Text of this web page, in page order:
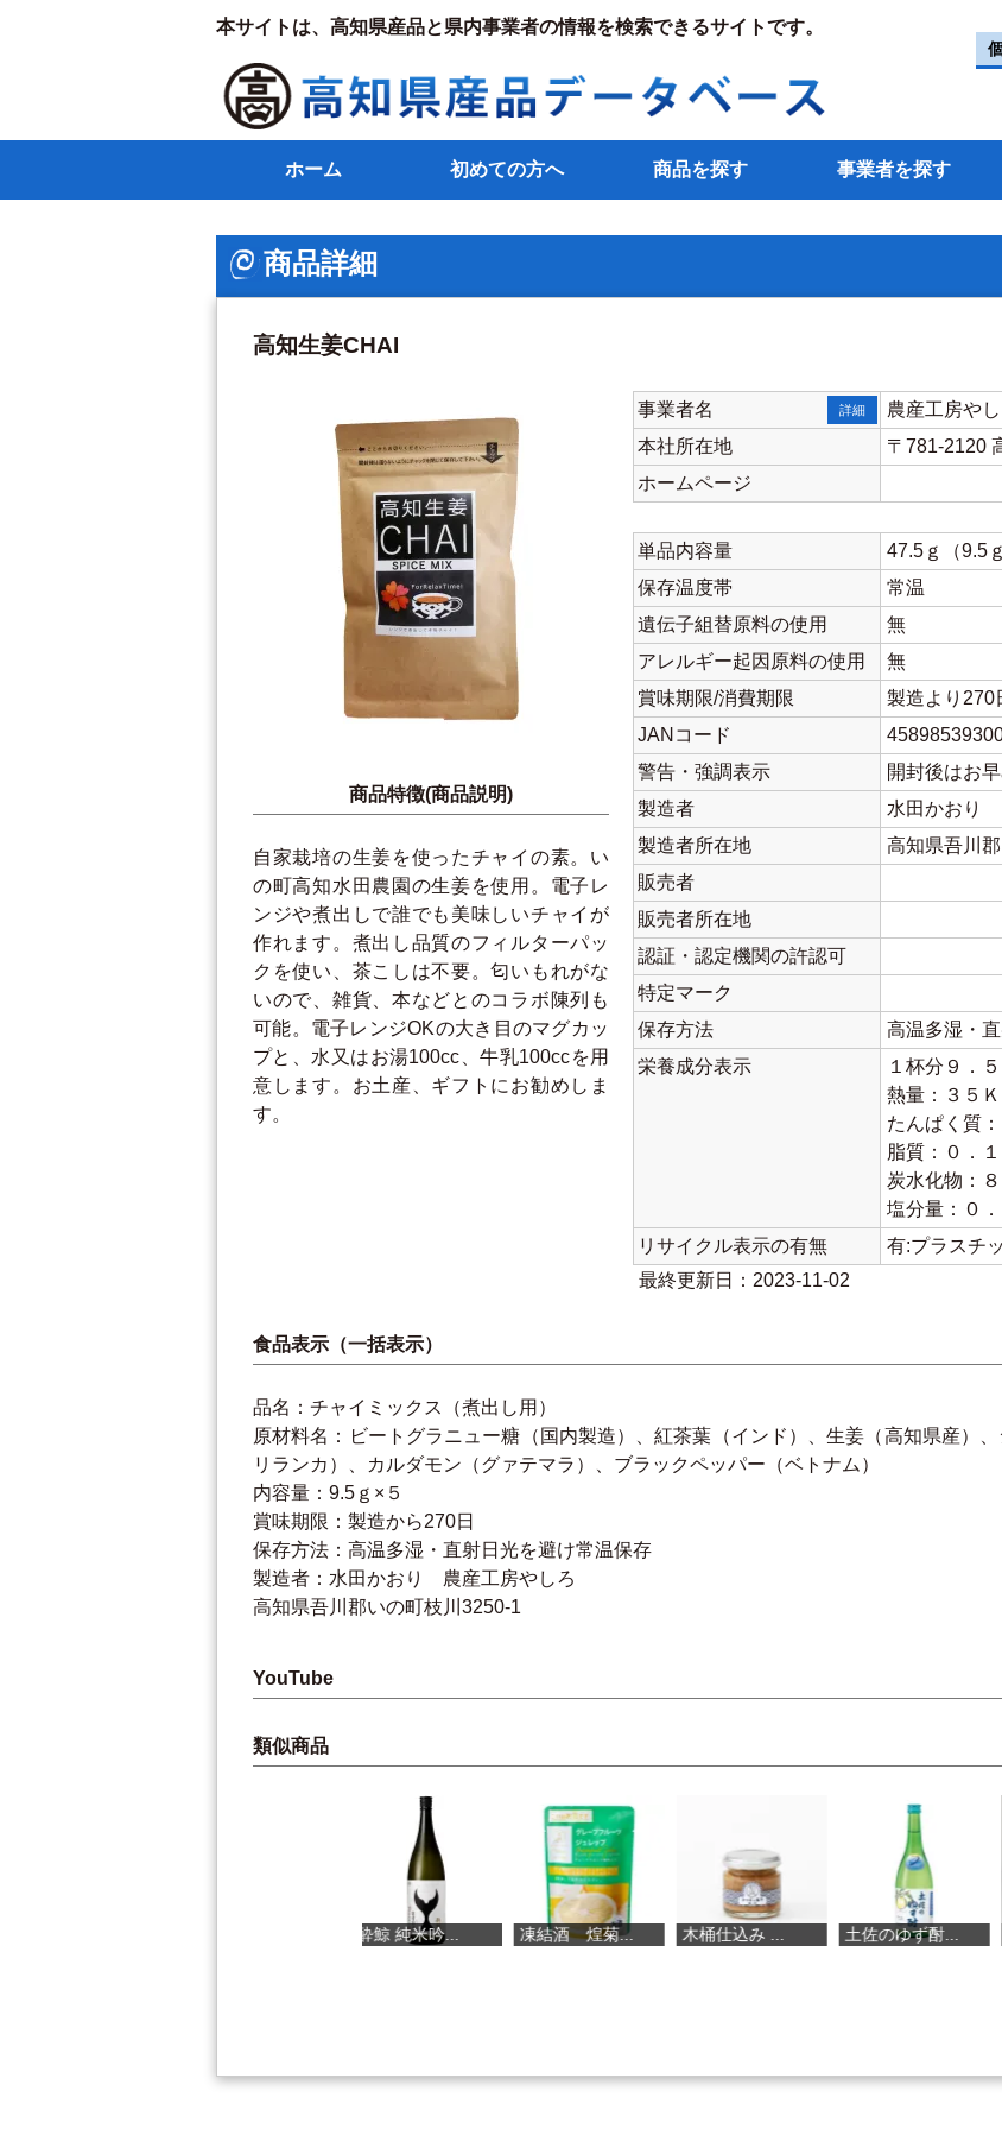
本サイトは、高知県産品と県内事業者の情報を検索できるサイトです。
ホーム 初めての方へ 商品を探す 事業者を探す
商品詳細
高知生姜CHAI
商品特徴(商品説明)
自家栽培の生姜を使ったチャイの素。い
の町高知水田農園の生姜を使用。電子レ
ンジや煮出しで誰でも美味しいチャイが
作れます。煮出し品質のフィルターパッ
クを使い、茶こしは不要。匂いもれがな
いので、雑貨、本などとのコラボ陳列も
可能。電子レンジOKの大き目のマグカッ
プと、水又はお湯100cc、牛乳100ccを用
意します。お土産、ギフトにお勧めしま
す。
事業者名 詳細
農産工房や
本社所在地
〒781-2120
ホームページ
単品内容量
47.5ｇ（9.5
保存温度帯
常温
遺伝子組替原料の使用
無
アレルギー起因原料の使用
無
賞味期限/消費期限
製造より270
JANコード
警告・強調表示
開封後はお
製造者
水田かおり
製造者所在地
高知県吾川
販売者
販売者所在地
認証・認定機関の許認可
特定マーク
保存方法
高温多湿・
栄養成分表示
１杯分９．
熱量：３５Ｋ
たんぱく質
脂質：０．１
炭水化物：
塩分量：０．
リサイクル表示の有無
有:プラスチ
最終更新日：2023-11-02
食品表示（一括表示）
品名：チャイミックス（煮出し用）
原材料名：ビートグラニュー糖（国内製造）、紅茶葉（インド）、生姜（高知県産）
リランカ）、カルダモン（グァテマラ）、ブラックペッパー（ベトナム）
内容量：9.5ｇ×５
賞味期限：製造から270日
保存方法：高温多湿・直射日光を避け常温保存
製造者：水田かおり 農産工房やしろ
高知県吾川郡いの町枝川3250-1
YouTube
類似商品
木桶仕込み ... 土佐のゆず酎... まなべのハラ...
凍結酒 煌菊...